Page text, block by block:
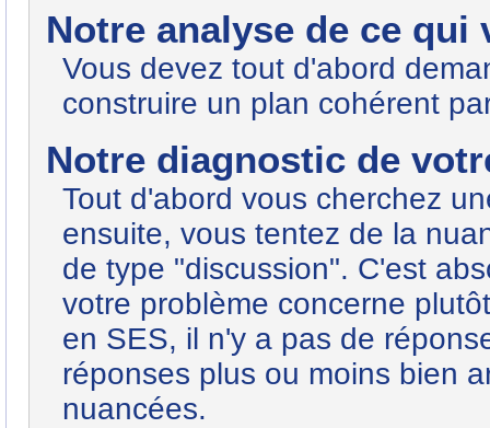
Notre analyse de ce qui
Vous devez tout d'abord
construire un plan cohérent
Notre diagnostic de
Tout d'abord vous cherchez
ensuite, vous tentez de la
de type "discussion". C'est
votre problème concerne
en SES, il n'y a pas de
réponses plus ou moins bien
nuancées.